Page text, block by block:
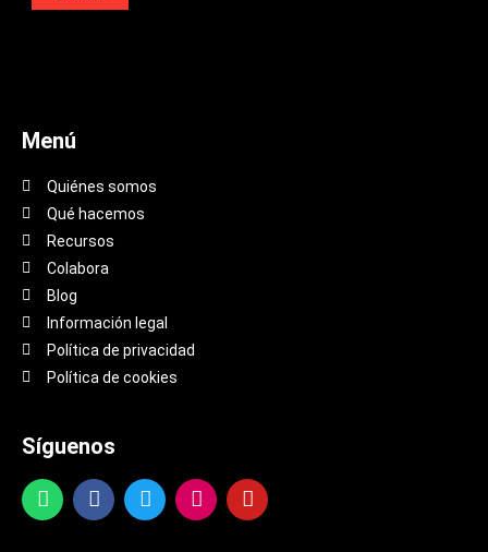
Menú
Quiénes somos
Qué hacemos
Recursos
Colabora
Blog
Información legal
Política de privacidad
Política de cookies
Síguenos